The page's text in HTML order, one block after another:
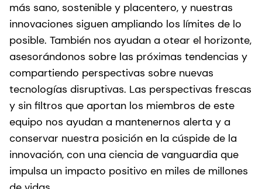
más sano, sostenible y placentero, y nuestras
innovaciones siguen ampliando los límites de lo
posible. También nos ayudan a otear el horizonte,
asesorándonos sobre las próximas tendencias y
compartiendo perspectivas sobre nuevas
tecnologías disruptivas. Las perspectivas frescas
y sin filtros que aportan los miembros de este
equipo nos ayudan a mantenernos alerta y a
conservar nuestra posición en la cúspide de la
innovación, con una ciencia de vanguardia que
impulsa un impacto positivo en miles de millones